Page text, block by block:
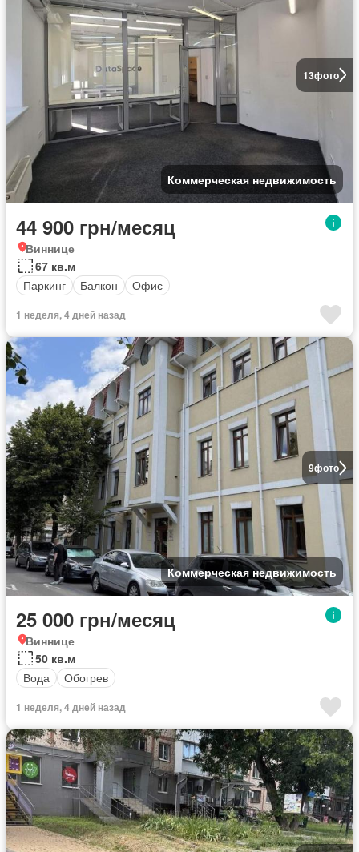
13фото
Коммерческая недвижимость
44 900 грн/месяц
Виннице
67 кв.м
Паркинг
Балкон Офис
1 неделя, 4 дней назад
9фото
Коммерческая недвижимость
25 000 грн/месяц
Виннице
50 кв.м
Вода
Обогрев
1 неделя, 4 дней назад